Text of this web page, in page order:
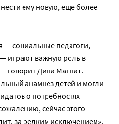
ему новую, еще более
— социальные педагоги,
играют важную роль в
говорит Дина Магнат. —
анамнез детей и могли
о потребностях
сейчас этого
за редким исключением».